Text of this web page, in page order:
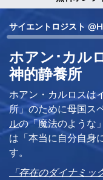
サイエントロジスト
ホアン･カル
神的静養所
ホアン・カルロスは
所」のために母国ス
ルの「魔法のような
は「本当に自分自身
す。
「存在のダイナミッ